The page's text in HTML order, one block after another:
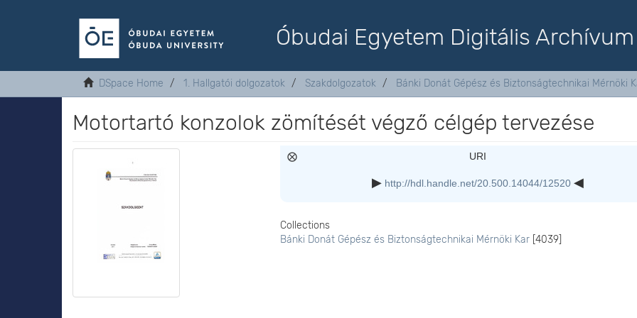
Óbudai Egyetem Digitális Archívum
DSpace Home 1. Hallgatói dolgozatok Szakdolgozatok Bánki Donát Gépész és Biztonságtechnikai Mérnöki
Motortartó konzolok zömítését végző célgép tervezése
URI
http://hdl.handle.net/20.500.14044/12520
Collections
Bánki Donát Gépész és Biztonságtechnikai Mérnöki Kar [4039]